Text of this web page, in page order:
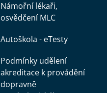
Námořní lékaři,
osvědčení MLC
Autoškola - eTesty
Podmínky udělení
akreditace k provádění
dopravně